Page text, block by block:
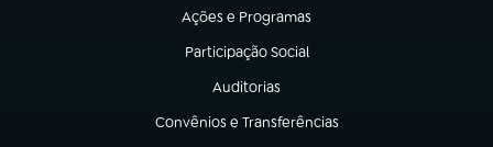
Ações e Programas
(abre em nova aba)
Participação Social
(abre em nova aba)
Auditorias
(abre em nova aba)
Convênios e Transferências
(abre em nova aba)